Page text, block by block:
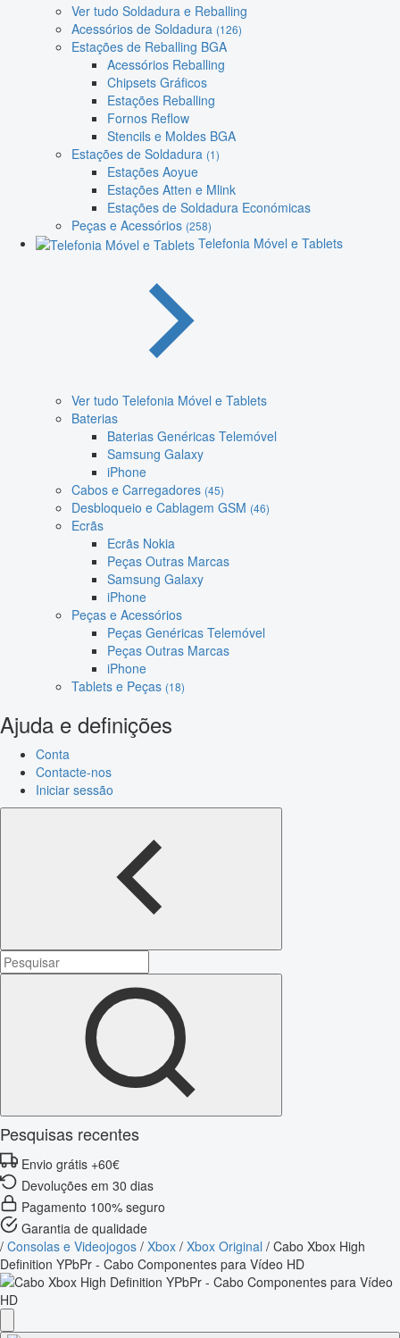
Ver tudo Soldadura e Reballing
Acessórios de Soldadura (126)
Estações de Reballing BGA
Acessórios Reballing
Chipsets Gráficos
Estações Reballing
Fornos Reflow
Stencils e Moldes BGA
Estações de Soldadura (1)
Estações Aoyue
Estações Atten e Mlink
Estações de Soldadura Económicas
Peças e Acessórios (258)
Telefonia Móvel e Tablets
Ver tudo Telefonia Móvel e Tablets
Baterias
Baterias Genéricas Telemóvel
Samsung Galaxy
iPhone
Cabos e Carregadores (45)
Desbloqueio e Cablagem GSM (46)
Ecrãs
Ecrãs Nokia
Peças Outras Marcas
Samsung Galaxy
iPhone
Peças e Acessórios
Peças Genéricas Telemóvel
Peças Outras Marcas
iPhone
Tablets e Peças (18)
Ajuda e definições
Conta
Contacte-nos
Iniciar sessão
Pesquisas recentes
Envio grátis +60€
Devoluções em 30 dias
Pagamento 100% seguro
Garantia de qualidade
/ Consolas e Videojogos / Xbox / Xbox Original / Cabo Xbox High
Definition YPbPr - Cabo Componentes para Vídeo HD